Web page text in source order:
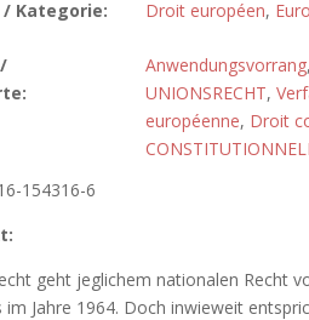
Kategorie: Droit européen,
Anwendungsvorrang,
UNIONSRECHT,
européenne, Droit
154316-6
geht jeglichem nationalen Recht
im Jahre 1964. Doch inwieweit